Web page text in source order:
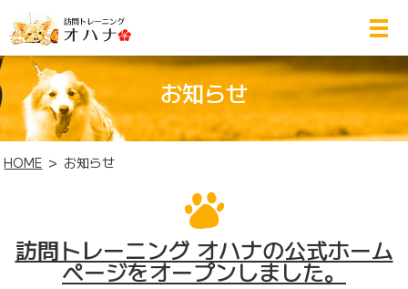
お知らせ
HOME お知らせ
訪問トレーニング オハナの公式ホーム
ページをオープンしました。